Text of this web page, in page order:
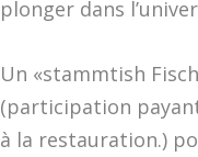
plonger dans
Un «stammtish
(participation
à la restauration.)